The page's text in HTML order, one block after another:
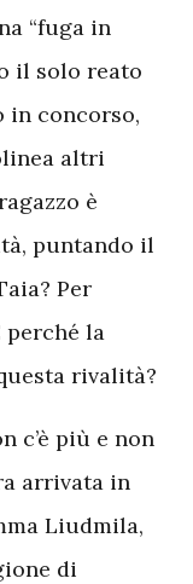
“fuga in
il solo reato
in concorso,
altri
è
puntando il
Per
perché la
rivalità?
c’è più e non
arrivata in
Liudmila,
di